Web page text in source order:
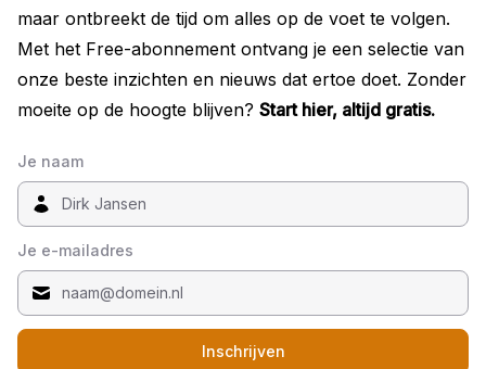
maar ontbreekt de tijd om alles op de voet te volgen.
Met het Free-abonnement ontvang je een selectie van
onze beste inzichten en nieuws dat ertoe doet. Zonder
moeite op de hoogte blijven? Start hier, altijd gratis.
Je naam
Je e-mailadres
Inschrijven